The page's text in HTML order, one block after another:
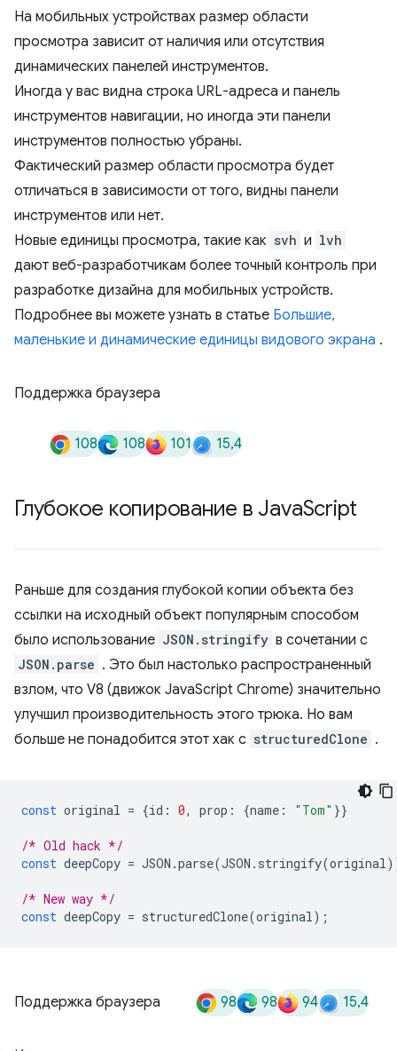
На мобильных устройствах размер области
просмотра зависит от наличия или отсутствия
динамических панелей инструментов.
Иногда у вас видна строка URL-адреса и панель
инструментов навигации, но иногда эти панели
инструментов полностью убраны.
Фактический размер области просмотра будет
отличаться в зависимости от того, видны панели
инструментов или нет.
Новые единицы просмотра, такие как svh и lvh
дают веб-разработчикам более точный контроль при
разработке дизайна для мобильных устройств.
Подробнее вы можете узнать в статье Большие,
маленькие и динамические единицы видового экрана .
Поддержка браузера
108 108 101 15,4
Глубокое копирование в JavaScript
Раньше для создания глубокой копии объекта без
ссылки на исходный объект популярным способом
было использование JSON.stringify в сочетании с
JSON.parse . Это был настолько распространенный
взлом, что V8 (движок JavaScript Chrome) значительно
улучшил производительность этого трюка. Но вам
больше не понадобится этот хак с structuredClone .
const original = {id : 0, prop : {name : "Tom" }}
/* Old hack */
const deepCopy = JSON .parse(JSON . stringify(original
/* New way */
const deepCopy = structuredClone(original);
Поддержка браузера 98 98 94 15,4